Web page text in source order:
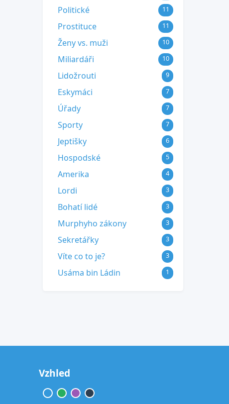
Politické 11
Prostituce 11
Ženy vs. muži 10
Miliardáři 10
Lidožrouti 9
Eskymáci 7
Úřady 7
Sporty 7
Jeptišky 6
Hospodské 5
Amerika 4
Lordi 3
Bohatí lidé 3
Murphyho zákony 3
Sekretářky 3
Víte co to je? 3
Usáma bin Ládin 1
Vzhled